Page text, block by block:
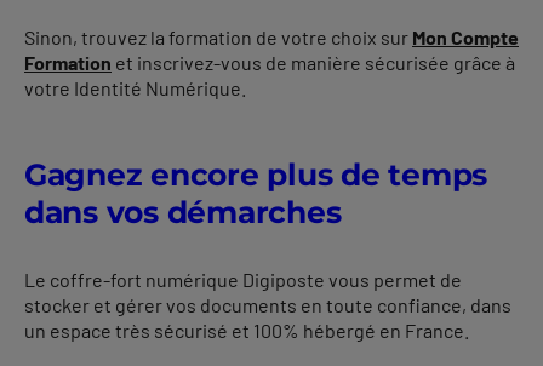
Sinon, trouvez la formation de votre choix sur Mon Compte
Formation et inscrivez-vous de manière sécurisée grâce à
votre Identité Numérique.
Gagnez encore plus de temps
dans vos démarches
Le coffre-fort numérique Digiposte vous permet de
stocker et gérer vos documents en toute confiance, dans
un espace très sécurisé et 100% hébergé en France.